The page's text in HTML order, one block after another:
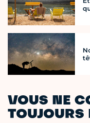
VOUS NE
TOUJOURS